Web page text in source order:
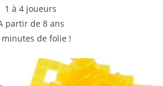
1 à 4 joueurs
partir de 8 ans
minutes de folie !